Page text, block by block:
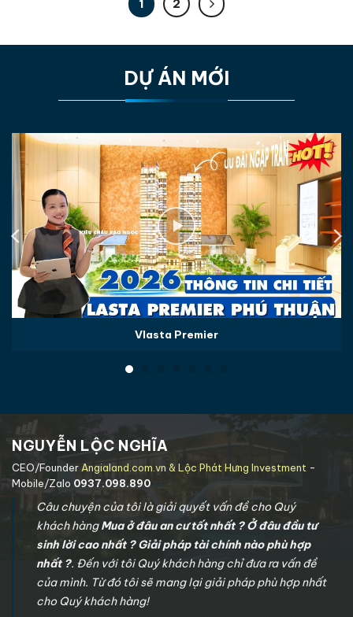
1 2
DỰ ÁN MỚI
Vlasta Premier
NGUYỄN LỘC NGHĨA
CEO/Founder Angialand.com.vn & Lộc Phát Hưng Investment -
Mobile/Zalo 0937.098.890
Câu chuyện của tôi là giải quyết vấn đề cho Quý
khách hàngMua ở đâu an cư tốt nhất ? Ở đâu đầu tư
sinh lời cao nhất ? Giải pháp tài chính nào phù hợp
nhất ?. Đến với tôi Quý khách hàng chỉ đưa ra vấn đề
của mình. Từ đó tôi sẽ mang lại giải pháp phù hợp nhất
cho Quý khách hàng!